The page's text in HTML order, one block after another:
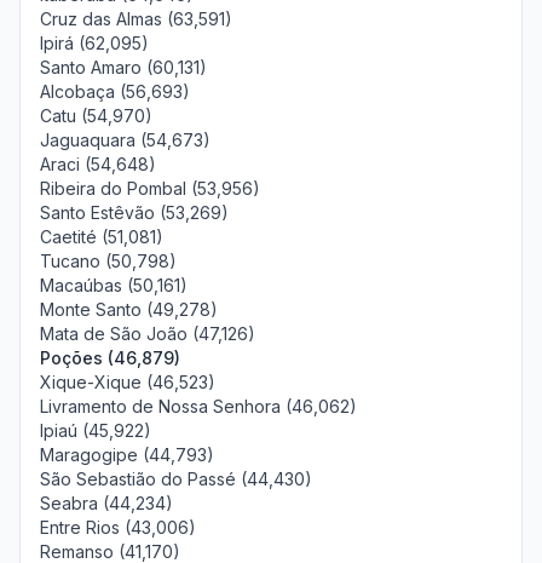
Cruz das Almas (63,591)
Ipirá (62,095)
Santo Amaro (60,131)
Alcobaça (56,693)
Catu (54,970)
Jaguaquara (54,673)
Araci (54,648)
Ribeira do Pombal (53,956)
Santo Estêvão (53,269)
Caetité (51,081)
Tucano (50,798)
Macaúbas (50,161)
Monte Santo (49,278)
Mata de São João (47,126)
Poções (46,879)
Xique-Xique (46,523)
Livramento de Nossa Senhora (46,062)
Ipiaú (45,922)
Maragogipe (44,793)
São Sebastião do Passé (44,430)
Seabra (44,234)
Entre Rios (43,006)
Remanso (41,170)